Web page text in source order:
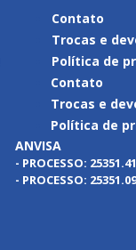
Contato
Trocas e
Política de
Contato
Trocas e
Política de
ANVISA
- PROCESSO:
- PROCESSO: